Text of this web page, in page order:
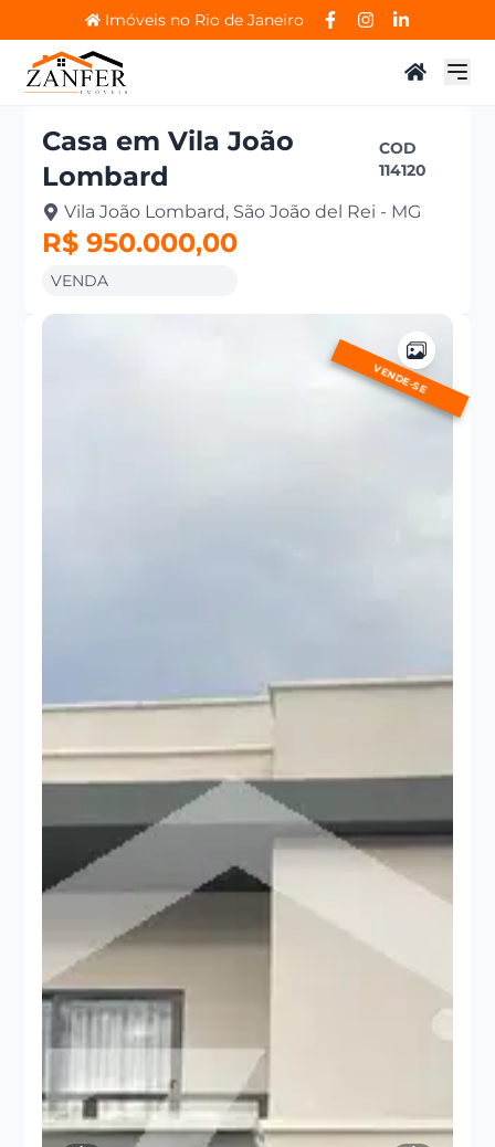
Imóveis no Rio de Janeiro
Casa emVila João
Lombard
COD
114120
Vila João Lombard, São João del Rei - MG
R$ 950.000,00
VENDA
VENDE-SE